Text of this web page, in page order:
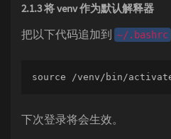
2.1.3 将 venv 作为默认解释器
把以下代码追加到 ~/.bashrc
source /venv/bin/
下次登录将会生效。